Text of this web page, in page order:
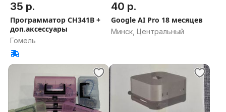
35 р.
Программатор CH341В +
доп.аксессуары
Гомель
40 р.
Google AI Pro 18 месяцев
Минск, Центральный